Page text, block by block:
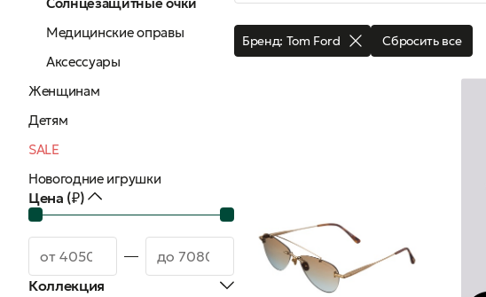
Медицинские оправы
Аксессуары
Женщинам
Детям
SALE
Новогодние игрушки
Цена (₽)
Коллекция
Бренд: Tom Ford Сбросить все